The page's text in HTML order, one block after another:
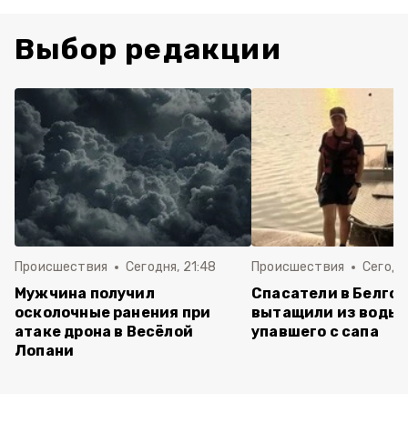
Выбор редакции
Происшествия Сегодня, 21:48
Мужчина получил
осколочные ранения при
атаке дрона в Весёлой
Лопани
Происшествия
Спасатели в
вытащили из воды
упавшего с сапа